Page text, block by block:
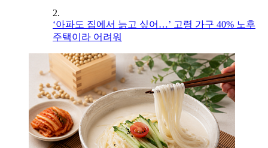
2.
‘아파도 집에서 늙고 싶어…’ 고령 가구 40% 노후
주택이라 어려워